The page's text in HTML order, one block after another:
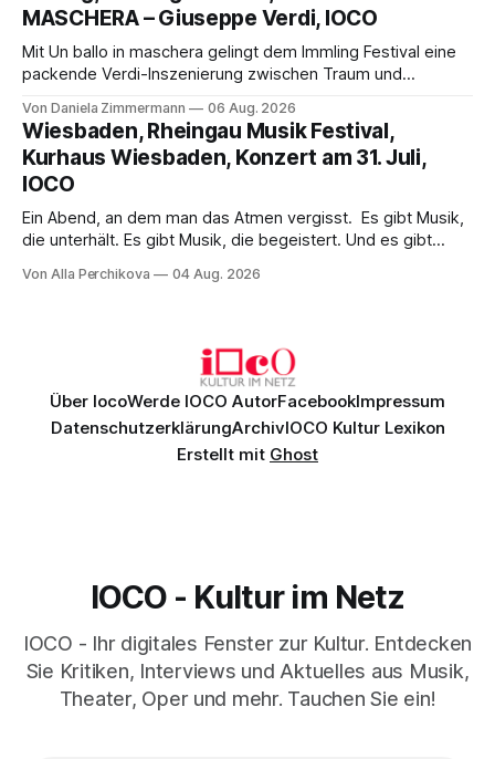
hinter den Erwartungen zurück.
MASCHERA – Giuseppe Verdi, IOCO
Mit Un ballo in maschera gelingt dem Immling Festival eine
packende Verdi-Inszenierung zwischen Traum und
psychologische Tiefe mit starken Bildern, getragen von
einem spielfreudigen Ensemble und einer musikalisch
überzeugenden Gesamtleistung.
Von Daniela Zimmermann 06 Aug. 2026
Wiesbaden, Rheingau Musik Festival,
Kurhaus Wiesbaden, Konzert am 31. Juli,
IOCO
Ein Abend, an dem man das Atmen vergisst. Es gibt Musik,
die unterhält. Es gibt Musik, die begeistert. Und es gibt
Genau so war der Abend im Kurhaus Wiesbaden, an dem
Von Alla Perchikova 04 Aug. 2026
Über IocoWerde IOCO AutorFacebookImpressum
DatenschutzerklärungArchivIOCO Kultur Lexikon
Erstellt mit Ghost
IOCO - Kultur im Netz
IOCO - Ihr digitales Fenster zur Kultur. Entdecken
Sie Kritiken, Interviews und Aktuelles aus Musik,
Theater, Oper und mehr. Tauchen Sie ein!